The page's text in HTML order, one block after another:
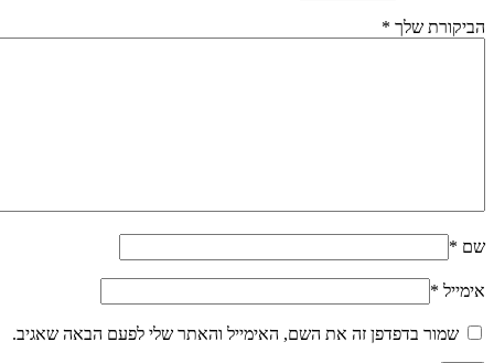
הביקורת שלך *
שם *
אימייל *
שמור בדפדפן זה את השם, האימייל והאתר שלי לפעם הבאה שאגיב.